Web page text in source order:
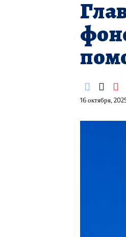
16 октября,